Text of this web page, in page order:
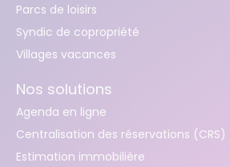
Parcs de loisirs
Syndic de copropriété
Villages vacances
Nos solutions
Agenda en ligne
Centralisation des réservations (CRS)
Estimation immobilière